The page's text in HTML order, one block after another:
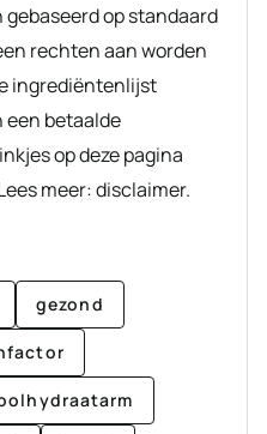
rechten aan worden
ingrediëntenlijst
een betaalde
op deze pagina
meer: disclaimer.
gezond